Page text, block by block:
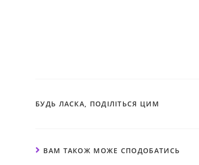
БУДЬ ЛАСКА, ПОДІЛІТЬСЯ ЦИМ
ВАМ ТАКОЖ МОЖЕ СПОДОБАТИСЬ